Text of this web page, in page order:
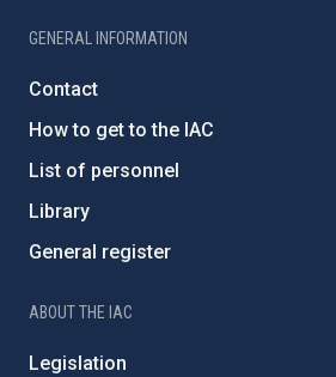
GENERAL INFORMATION
Contact
How to get to the IAC
List of personnel
Library
General register
ABOUT THE IAC
Legislation